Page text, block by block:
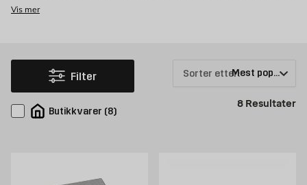
eget utendørsparadis.
Vis mer
Filter
Butikkvarer (8)
Sorter etter:
8 Resultater